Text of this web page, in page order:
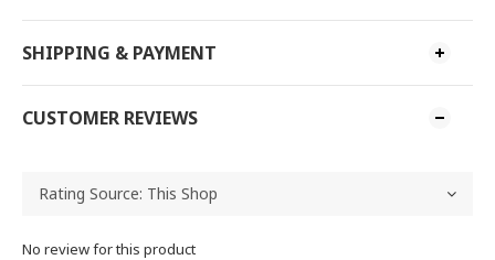
SHIPPING & PAYMENT
CUSTOMER REVIEWS
No review for this product